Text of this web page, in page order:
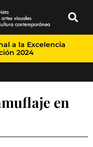
a la Excelencia
2024
en